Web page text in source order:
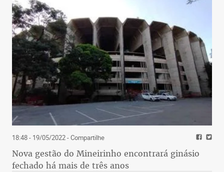
18:48 - 19/05/2022- Compartilhe
Nova gestão do Mineirinho encontrará ginásio
fechado há mais de três anos